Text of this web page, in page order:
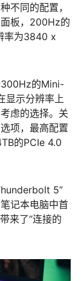
不同的配置，
板，200Hz的
率为3840 x
300Hz的Mini-
显示分辨率上
虑的选择。关
项，最高配置
的PCIe 4.0
5”
记本电脑中首
来了“连接的